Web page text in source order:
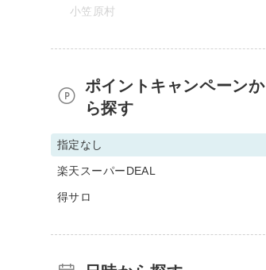
小笠原村
ポイントキャンペーンか
ら探す
指定なし
楽天スーパーDEAL
得サロ